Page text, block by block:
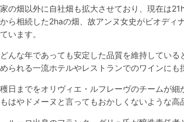
の畑以外に自社畑も拡大させており、現在は
ら相続した2haの畑、故アンヌ女史がビオディ
います。
んな年であっても安定した品質を維持している
られる一流ホテルやレストランでのワインにも
日までをオリヴィエ・ルフレーヴのチームが細
はやドメーヌと言ってもおかしくないような高